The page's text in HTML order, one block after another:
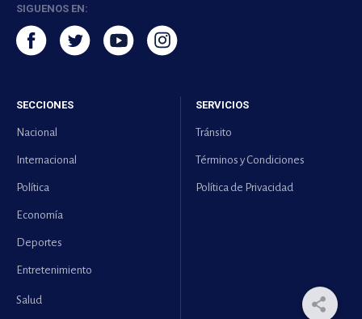
SIGUENOS EN:
SECCIONES
Nacional
Internacional
Política
Economía
Deportes
Entretenimiento
Salud
SERVICIOS
Tránsito
Términos y Condiciones
Política de Privacidad